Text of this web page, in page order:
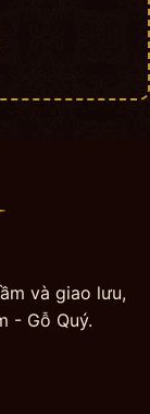
và giao lưu,
- Gỗ Quý.